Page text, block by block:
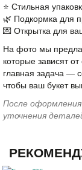
⭐️ Стильная
🌿 Подкормка для
💌 Открытка для
На фото мы
которые зависят
главная задача —
чтобы ваш букет
После
уточнения